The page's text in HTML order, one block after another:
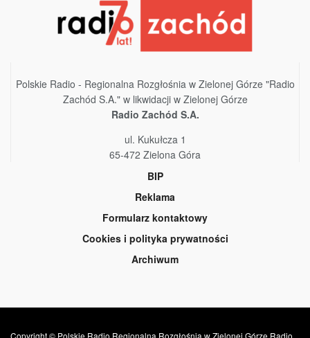
Polskie Radio - Regionalna Rozgłośnia w Zielonej Górze "Radio
Zachód S.A." w likwidacji w Zielonej Górze
Radio Zachód S.A.
ul. Kukułcza 1
65-472 Zielona Góra
BIP
Reklama
Formularz kontaktowy
Cookies i polityka prywatności
Archiwum
Copyright © Polskie Radio Regionalna Rozgłośnia w Zielonej Górze Radio